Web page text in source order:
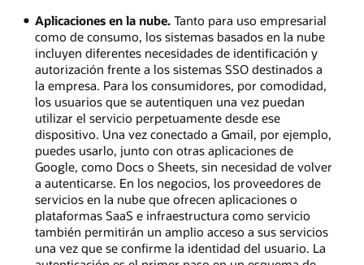
Aplicaciones en la nube.Tanto para uso empresarial
como de consumo, los sistemas basados en la nube
incluyen diferentes necesidades de identificación y
autorización frente a los sistemas SSO destinados a
la empresa. Para los consumidores, por comodidad,
los usuarios que se autentiquen una vez puedan
utilizar el servicio perpetuamente desde ese
dispositivo. Una vez conectado a Gmail, por ejemplo,
puedes usarlo, junto con otras aplicaciones de
Google, como Docs o Sheets, sin necesidad de volver
a autenticarse. En los negocios, los proveedores de
servicios en la nube que ofrecen aplicaciones o
plataformas SaaS e infraestructura como servicio
también permitirán un amplio acceso a sus servicios
una vez que se confirme la identidad del usuario. La